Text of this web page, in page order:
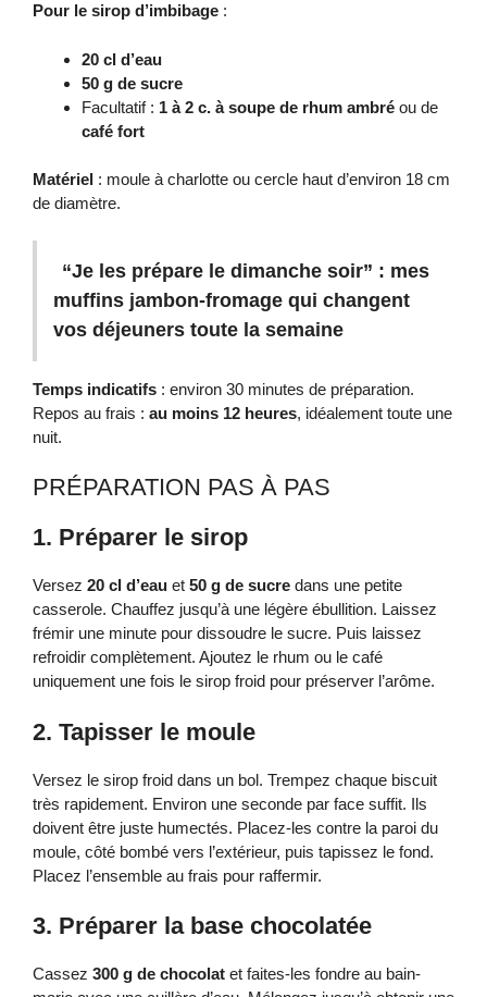
Pour le sirop d’imbibage :
20 cl d’eau
50 g de sucre
Facultatif : 1 à 2 c. à soupe de rhum ambré ou de
café fort
Matériel : moule à charlotte ou cercle haut d’environ 18 cm
de diamètre.
“Je les prépare le dimanche soir” : mes
muffins jambon-fromage qui changent
vos déjeuners toute la semaine
Temps indicatifs : environ 30 minutes de préparation.
Repos au frais : au moins 12 heures, idéalement toute une
nuit.
PRÉPARATION PAS À PAS
1. Préparer le sirop
Versez 20 cl d’eau et 50 g de sucre dans une petite
casserole. Chauffez jusqu’à une légère ébullition. Laissez
frémir une minute pour dissoudre le sucre. Puis laissez
refroidir complètement. Ajoutez le rhum ou le café
uniquement une fois le sirop froid pour préserver l’arôme.
2. Tapisser le moule
Versez le sirop froid dans un bol. Trempez chaque biscuit
très rapidement. Environ une seconde par face suffit. Ils
doivent être juste humectés. Placez-les contre la paroi du
moule, côté bombé vers l’extérieur, puis tapissez le fond.
Placez l’ensemble au frais pour raffermir.
3. Préparer la base chocolatée
Cassez 300 g de chocolat et faites-les fondre au bain-